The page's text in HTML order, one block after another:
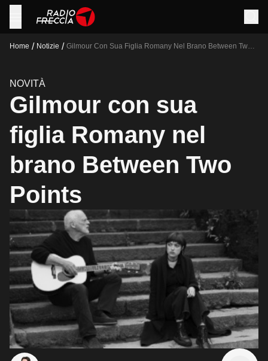
Home / Notizie / Gilmour Con Sua Figlia Romany Nel Brano Between Two
NOVITÀ
Gilmour con sua
figlia Romany nel
brano Between Two
Points